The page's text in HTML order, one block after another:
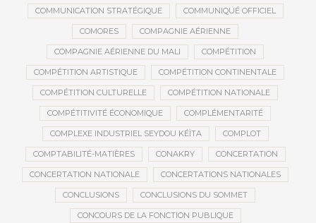
COMMUNICATION STRATÉGIQUE COMMUNIQUÉ OFFICIEL
COMORES COMPAGNIE AÉRIENNE
COMPAGNIE AÉRIENNE DU MALI COMPÉTITION
COMPÉTITION ARTISTIQUE COMPÉTITION CONTINENTALE
COMPÉTITION CULTURELLE COMPÉTITION NATIONALE
COMPÉTITIVITÉ ÉCONOMIQUE COMPLÉMENTARITÉ
COMPLEXE INDUSTRIEL SEYDOU KÉÏTA COMPLOT
COMPTABILITÉ-MATIÈRES CONAKRY CONCERTATION
CONCERTATION NATIONALE CONCERTATIONS NATIONALES
CONCLUSIONS CONCLUSIONS DU SOMMET
CONCOURS DE LA FONCTION PUBLIQUE